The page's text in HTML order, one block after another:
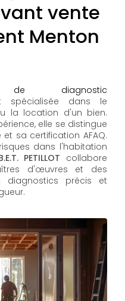
vente
Menton
de diagnostic
spécialisée dans le
la location d'un bien.
elle se distingue
sa certification AFAQ.
dans l'habitation
PETILLOT collabore
d'œuvres et des
diagnostics précis et